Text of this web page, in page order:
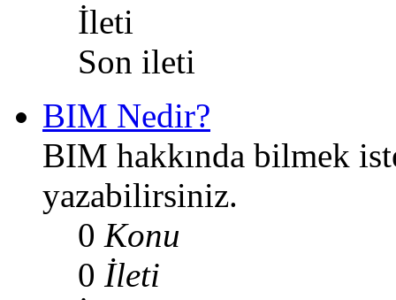
İleti
Son ileti
BIM Nedir?
BIM hakkında bilmek
yazabilirsiniz.
0 Konu
0 İleti